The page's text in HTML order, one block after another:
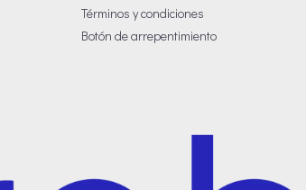
Términos y condiciones
Botón de arrepentimiento